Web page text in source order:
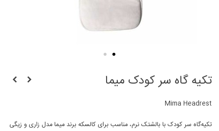
تکیه گاه سر کودک میما
Mima Headrest
تکیه‌گاه سر کودک با بالشتک نرم، مناسب برای کالسکه برند میما مدل زاری و زیگی